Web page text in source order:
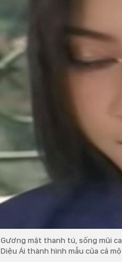
Gương mặt thanh tú, sống mũi
Diệu Ái thành hình mẫu của cả